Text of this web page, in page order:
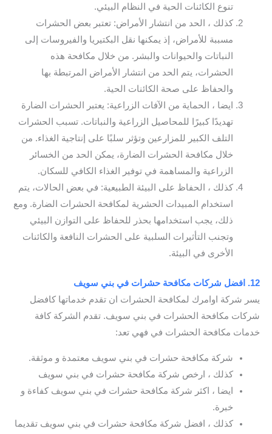
تنوع الكائنات الحية في النظام البيئي.
كذلك ، الحد من انتشار الأمراض: تعتبر بعض الحشرات
مسببة للأمراض، إذ يمكنها نقل البكتيريا والفيروسات إلى
النباتات والحيوانات والبشر. من خلال مكافحة هذه
الحشرات، يتم الحد من انتشار الأمراض المرتبطة بها
والحفاظ على صحة الكائنات الحية.
ايضا ، الحماية من الآفات الزراعية: يعتبر الحشرات الضارة
تهديدًا كبيرًا للمحاصيل الزراعية والنباتات. تسبب الحشرات
التلف الكبير للمزارعين وتؤثر سلبًا على إنتاجية الغذاء. من
خلال مكافحة الحشرات الضارة، يمكن الحد من الخسائر
الزراعية والمساهمة في توفير الغذاء الكافي للسكان.
كذلك ، الحفاظ على البيئة الطبيعية: في بعض الحالات، يتم
استخدام المبيدات الحشرية لمكافحة الحشرات الضارة. ومع
ذلك، يجب استخدامها بحذر للحفاظ على التوازن البيئي
وتجنب التأثيرات السلبية على الحشرات النافعة والكائنات
الأخرى في البيئة.
12. افضل شركات مكافحة حشرات في بني سويف
يسر شركة اوامرك لمكافحة الحشرات ان تقدم خدماتها كافضل
شركات مكافحة الحشرات في بني سويف. تقدم الشركة كافة
خدمات مكافحة الحشرات في فهي تعد:
شركة مكافحة حشرات في بني سويف معتمدة و موثقة.
كذلك ، ارخص شركة مكافحة حشرات في بني سويف
ايضا ، اكثر شركة مكافحة حشرات في بني سويف كفاءة و
خبرة.
كذلك ، افضل شركة مكافحة حشرات في بني سويف تقديما